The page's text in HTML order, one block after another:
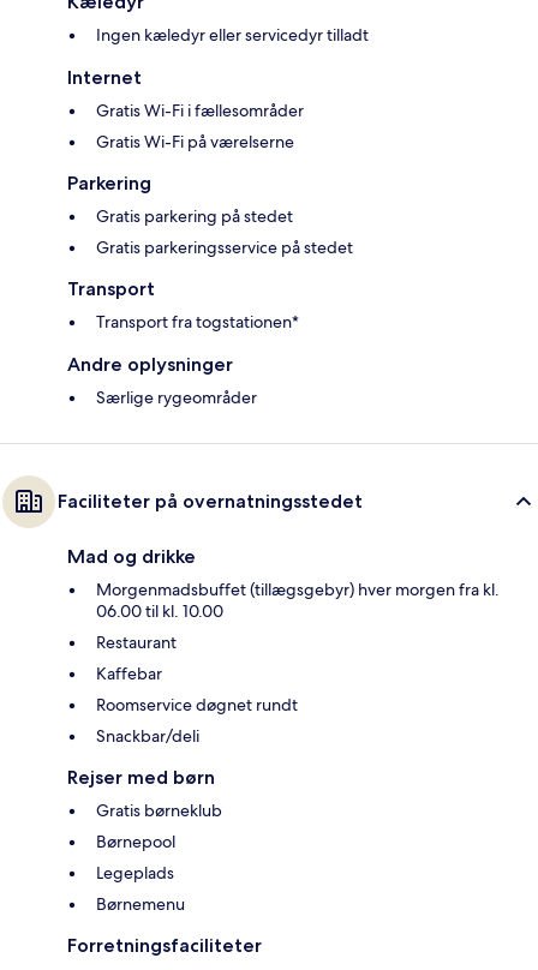
Ingen kæledyr eller servicedyr tilladt
Internet
Gratis Wi-Fi i fællesområder
Gratis Wi-Fi på værelserne
Parkering
Gratis parkering på stedet
Gratis parkeringsservice på stedet
Transport
Transport fra togstationen*
Andre oplysninger
Særlige rygeområder
Faciliteter på overnatningsstedet
Mad og drikke
Morgenmadsbuffet (tillægsgebyr) hver morgen fra kl.
06.00 til kl. 10.00
Restaurant
Kaffebar
Roomservice døgnet rundt
Snackbar/deli
Rejser med børn
Gratis børneklub
Børnepool
Legeplads
Børnemenu
Forretningsfaciliteter